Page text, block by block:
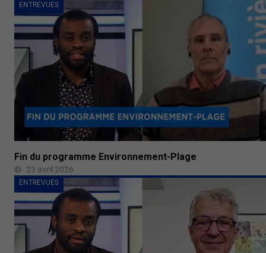
ENTREVUES
Fin du programme Environnement-Plage
23 avril 2026
ENTREVUES